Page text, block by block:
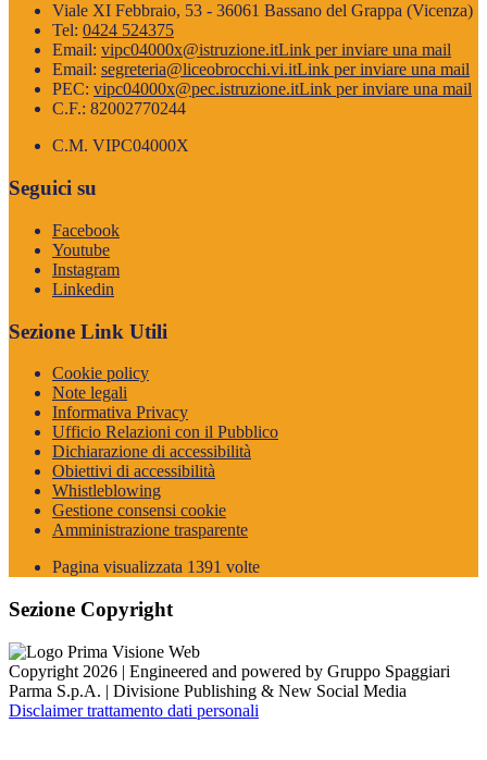
Viale XI Febbraio, 53 - 36061 Bassano del Grappa (Vicenza)
Tel: 0424 524375
Email: vipc04000x@istruzione.itLink per inviare una mail
Email: segreteria@liceobrocchi.vi.itLink per inviare una mail
PEC: vipc04000x@pec.istruzione.itLink per inviare una mail
C.F.: 82002770244
C.M. VIPC04000X
Seguici su
Facebook
Youtube
Instagram
Linkedin
Sezione Link Utili
Cookie policy
Note legali
Informativa Privacy
Ufficio Relazioni con il Pubblico
Dichiarazione di accessibilità
Obiettivi di accessibilità
Whistleblowing
Gestione consensi cookie
Amministrazione trasparente
Pagina visualizzata 1391 volte
Sezione Copyright
Copyright 2026 | Engineered and powered by Gruppo Spaggiari
Parma S.p.A. | Divisione Publishing & New Social Media
Disclaimer trattamento dati personali